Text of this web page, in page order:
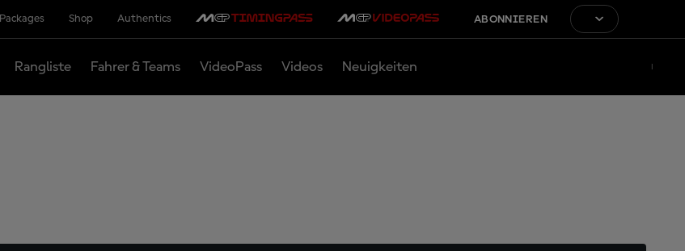
Packages Shop Authentics ABONNIEREN
Rangliste Fahrer & Teams VideoPass Videos Neuigkeiten